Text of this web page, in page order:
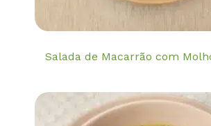
Salada de Macarrão com